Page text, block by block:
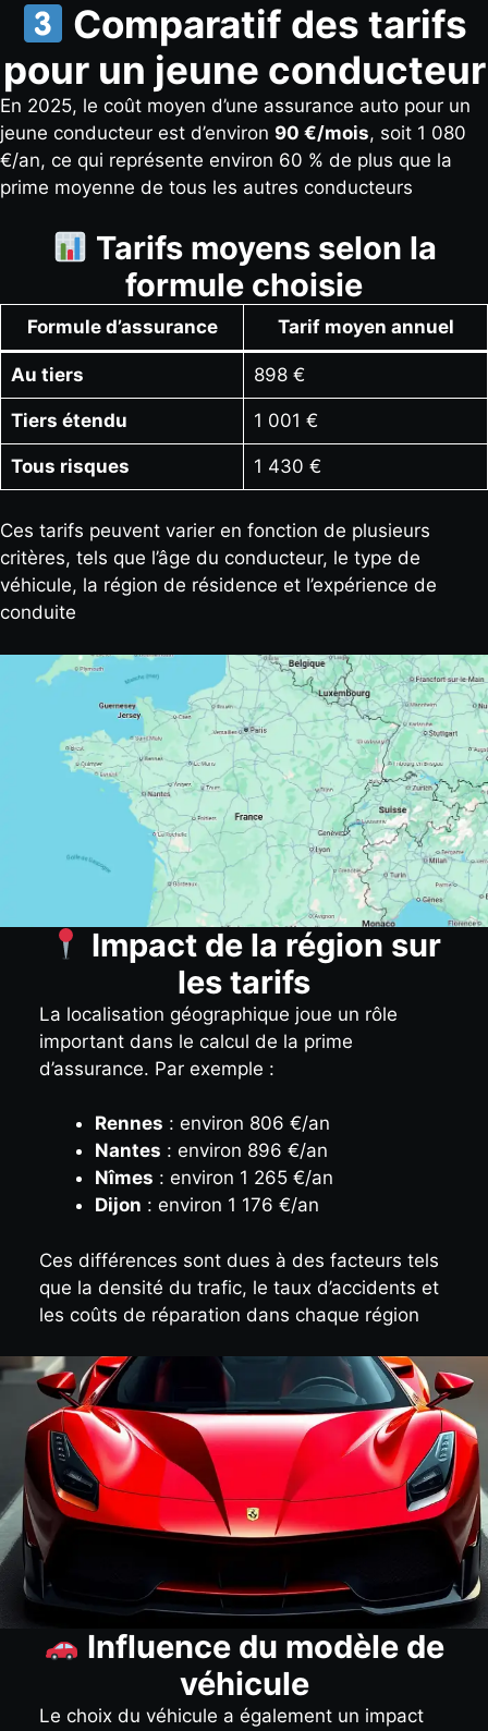
Comparatif des tarifs
pour un jeune conducteur
En 2025, le coût moyen d’une assurance auto pour un
jeune conducteur est d’environ 90 €/mois, soit 1 080
€/an, ce qui représente environ 60 % de plus que la
prime moyenne de tous les autres conducteurs
Tarifs moyens selon la
formule choisie
Formule d’assurance Tarif moyen annuel
Au tiers 898 €
Tiers étendu 1 001 €
Tous risques 1 430 €
Ces tarifs peuvent varier en fonction de plusieurs
critères, tels que l’âge du conducteur, le type de
véhicule, la région de résidence et l’expérience de
conduite
Impact de la région sur
les tarifs
La localisation géographique joue un rôle
important dans le calcul de la prime
d’assurance. Par exemple :
Rennes : environ 806 €/an
Nantes : environ 896 €/an
Nîmes : environ 1 265 €/an
Dijon : environ 1 176 €/an
Ces différences sont dues à des facteurs tels
que la densité du trafic, le taux d’accidents et
les coûts de réparation dans chaque région
Influence du modèle de
véhicule
Le choix du véhicule a également un impact